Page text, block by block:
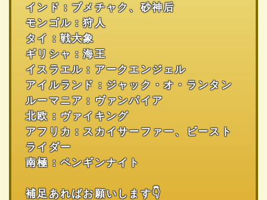
インド：ブメチャク、砂神后
モンゴル：狩人
タイ：戦大象
ギリシャ：海王
イスラエル：アークエンジェル
アイルランド：ジャック・オ・ランタン
ルーマニア：ヴァンパイア
北欧：ヴァイキング
アフリカ：スカイサーファー、ビースト
ライダー
南極：ペンギンナイト
補足あればお願いします👇